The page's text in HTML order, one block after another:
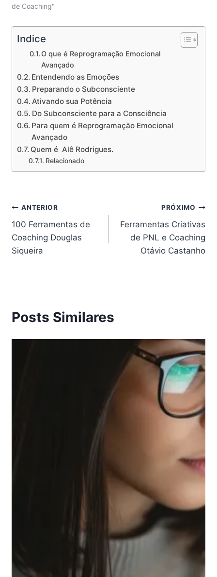
de Coaching"
Indice
O que é Reprogramação Emocional
Avançado
Entendendo as Emoções
Preparando o Subconsciente
Ativando sua Potência
Do Subconsciente para a Consciência
Para quem é Reprogramação Emocional
Avançado
Quem é Alê Rodrigues.
Relacionado
Navegação
de
Post
ANTERIOR
100 Ferramentas de
Coaching Douglas
Siqueira
PRÓXIMO
Ferramentas Criativas
de PNL e Coaching
Otávio Castanho
Posts Similares